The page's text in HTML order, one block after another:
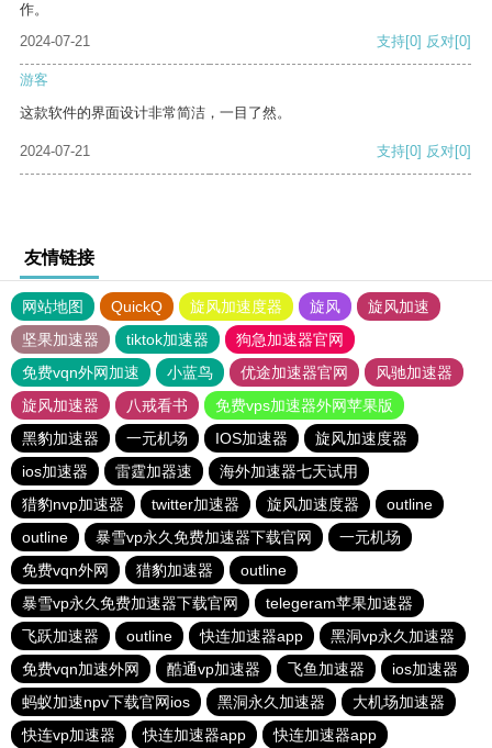
作。
2024-07-21
支持[0] 反对[0]
游客
这款软件的界面设计非常简洁，一目了然。
2024-07-21 支持[0] 反对[0]
友情链接
网站地图 QuickQ 旋风加速度器 旋风
旋风加速
坚果加速器
tiktok加速器
狗急加速器官网
免费vqn外网加速
小蓝鸟 优途加速器官网
风驰加速器
旋风加速器
八戒看书
免费vps加速器外网苹果版
黑豹加速器
一元机场 IOS加速器
旋风加速度器
ios加速器
雷霆加器速
海外加速器七天试用
猎豹nvp加速器
twitter加速器 旋风加速度器
outline
outline
暴雪vp永久免费加速器下载官网
一元机场
免费vqn外网
猎豹加速器
outline
暴雪vp永久免费加速器下载官网
telegeram苹果加速器
飞跃加速器
outline 快连加速器app
黑洞vp永久加速器
免费vqn加速外网
酷通vp加速器 飞鱼加速器
ios加速器
蚂蚁加速npv下载官网ios
黑洞永久加速器
大机场加速器
快连vp加速器
快连加速器app 快连加速器app